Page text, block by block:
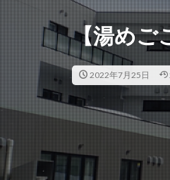
【湯めご
2022年7月25日